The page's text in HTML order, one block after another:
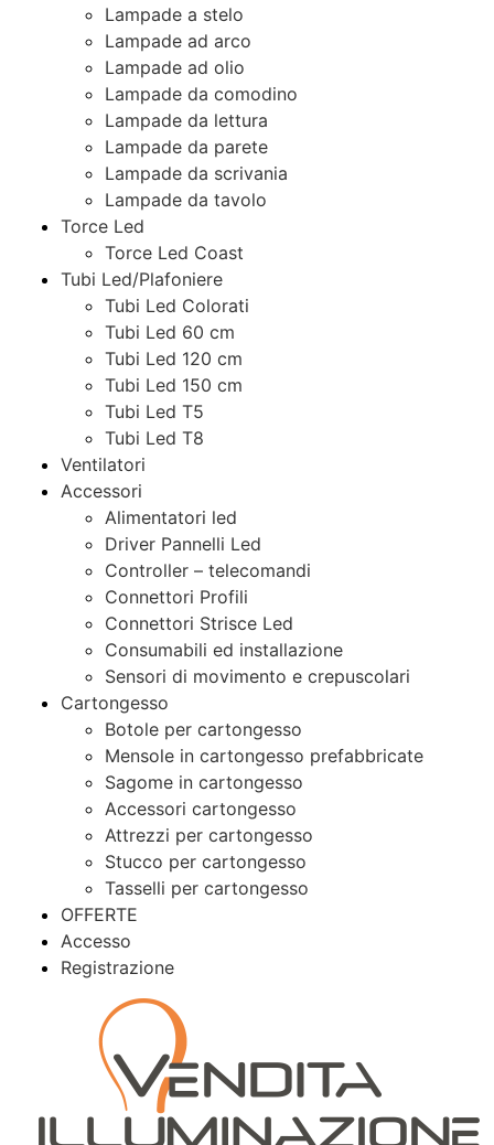
Lampade a stelo
Lampade ad arco
Lampade ad olio
Lampade da comodino
Lampade da lettura
Lampade da parete
Lampade da scrivania
Lampade da tavolo
Torce Led
Torce Led Coast
Tubi Led/Plafoniere
Tubi Led Colorati
Tubi Led 60 cm
Tubi Led 120 cm
Tubi Led 150 cm
Tubi Led T5
Tubi Led T8
Ventilatori
Accessori
Alimentatori led
Driver Pannelli Led
Controller – telecomandi
Connettori Profili
Connettori Strisce Led
Consumabili ed installazione
Sensori di movimento e crepuscolari
Cartongesso
Botole per cartongesso
Mensole in cartongesso prefabbricate
Sagome in cartongesso
Accessori cartongesso
Attrezzi per cartongesso
Stucco per cartongesso
Tasselli per cartongesso
OFFERTE
Accesso
Registrazione